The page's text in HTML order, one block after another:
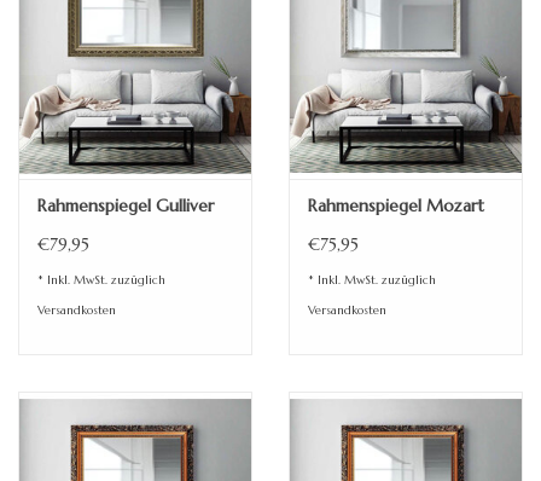
Rahmenspiegel Gulliver
€79,95
* Inkl. MwSt. zuzüglich
Versandkosten
Rahmenspiegel Mozart
€75,95
* Inkl. MwSt. zuzüglich
Versandkosten